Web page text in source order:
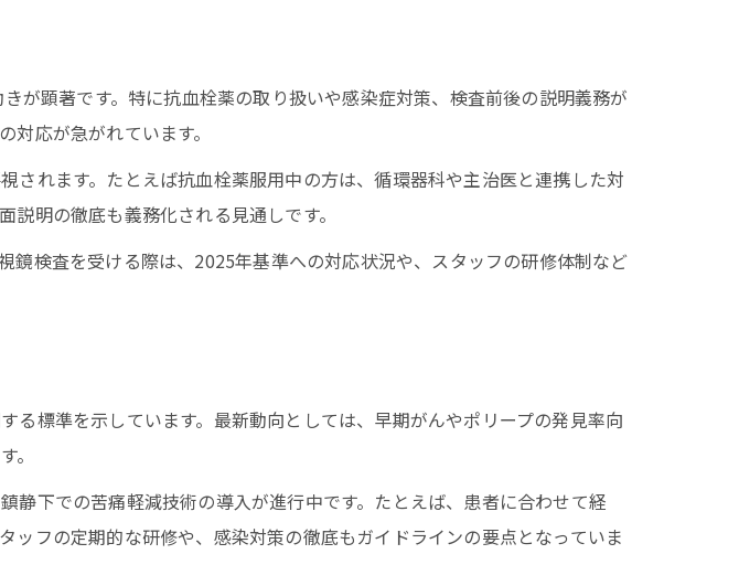
視鏡施設比較ポイント
視鏡検査施設の探し方
遵守の内視鏡施設選定法
イン運用の確認方法
検査運用の実際
際の検査運用ポイント
イドライン追補の要点
るための条件と選び方
守の施設を選ぶコツ
が顕著です。特に抗血栓薬の取り扱いや感染症対策、検査前後の説明義務が
応が急がれています。
れます。たとえば抗血栓薬服用中の方は、循環器科や主治医と連携した対
明の徹底も義務化される見通しです。
検査を受ける際は、2025年基準への対応状況や、スタッフの研修体制など
標準を示しています。最新動向としては、早期がんやポリープの発見率向
。
下での苦痛軽減技術の導入が進行中です。たとえば、患者に合わせて経
フの定期的な研修や、感染対策の徹底もガイドラインの要点となっていま